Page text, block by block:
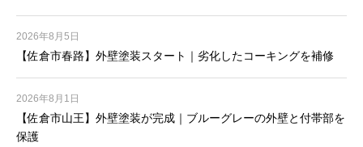
【佐倉市春路】外壁塗装スタート｜劣化したコーキングを補修
2026年8月5日
【佐倉市山王】外壁塗装が完成｜ブルーグレーの外壁と付帯部を
保護
2026年8月1日